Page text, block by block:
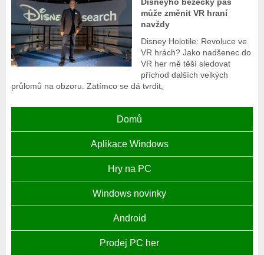
Disneyho běžecký pás
může změnit VR hraní
navždy
Disney Holotile: Revoluce ve
VR hrách? Jako nadšenec do
VR her mě těší sledovat
příchod dalších velkých
průlomů na obzoru. Zatímco se dá tvrdit,
Domů
Aplikace Windows
Hry na PC
Windows novinky
Android
Prodej PC her